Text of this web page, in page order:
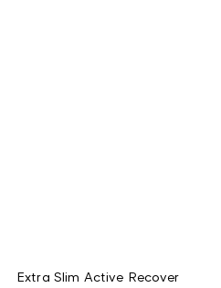
Extra Slim Active Recover